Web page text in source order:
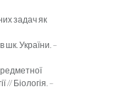
задач як
шк. України. –
// Біологія. –